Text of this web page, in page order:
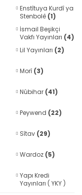
Enstîtuya Kurdî ya
Stenbolê (1)
İsmail Beşikçi
Vakfı Yayınları (4)
Lil Yayınları (2)
Morî (3)
Nûbihar (41)
Peywend (22)
Sîtav (29)
Wardoz (5)
Yapı Kredi
Yayınları ( YKY )